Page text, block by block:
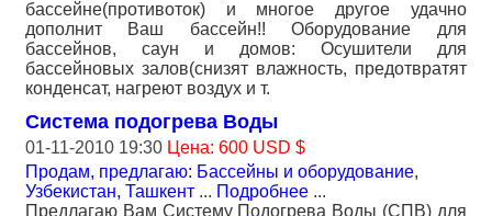
бассейне(противоток) и многое другое удачно
дополнит Ваш бассейн!! Оборудование для
бассейнов, саун и домов: Осушители для
бассейновых залов(снизят влажность, предотвратят
конденсат, нагреют воздух и т.
Система подогрева Воды
01-11-2010 19:30 Цена: 600 USD $
Продам, предлагаю: Бассейны и оборудование,
Узбекистан, Ташкент ... Подробнее ...
Предлагаю Вам Систему Подогрева Воды (СПВ) для